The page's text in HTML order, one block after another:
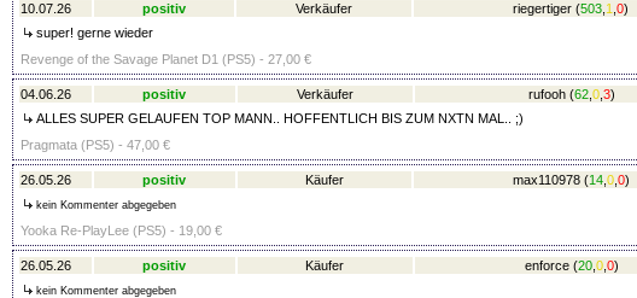
10.07.26 positiv Verkäufer riegertiger (503 1 0)
super! gerne wieder
Revenge of the Savage Planet D1 (PS5) - 27,00 €
04.06.26 positiv Verkäufer rufooh (62, 0, 3)
ALLES SUPER GELAUFEN TOP MANN.. HOFFENTLICH BIS ZUM NXTN MAL.. ;)
Pragmata (PS5) - 47,00 €
26.05.26 positiv Käufer max110978 (14, 0, 0)
kein Kommenter abgegeben
Yooka Re-PlayLee (PS5) - 19,00 €
26.05.26 positiv Käufer enforce (20, 0, 0)
kein Kommenter abgegeben